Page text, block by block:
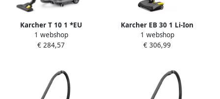
Karcher T 10 1 *EU
Stofzuiger 1.527-300.0
1 webshop
€ 284,57
Karcher EB 30 1 Li-Ion
Stofzuiger 1.545-126.0
1 webshop
€ 306,99